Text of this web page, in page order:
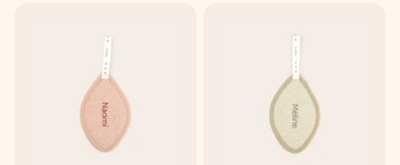
son prénom, votre photo ou un message qui touche le cœur.
Sans complications, juste tout l’amour pour le moment idéal.